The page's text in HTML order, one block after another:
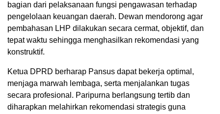
bagian dari pelaksanaan fungsi pengawasan terhadap
pengelolaan keuangan daerah. Dewan mendorong agar
pembahasan LHP dilakukan secara cermat, objektif, dan
tepat waktu sehingga menghasilkan rekomendasi yang
konstruktif.
Ketua DPRD berharap Pansus dapat bekerja optimal,
menjaga marwah lembaga, serta menjalankan tugas
secara profesional. Paripurna berlangsung tertib dan
diharapkan melahirkan rekomendasi strategis guna